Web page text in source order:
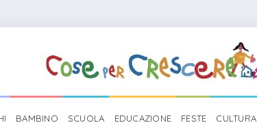
BAMBINO SCUOLA EDUCAZIONE FESTE CULTURA